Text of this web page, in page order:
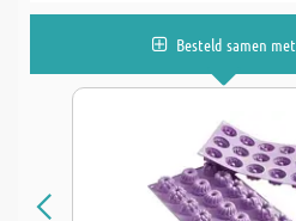
Besteld samen met